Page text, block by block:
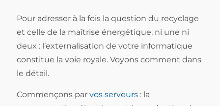
Pour adresser à la fois la question du recyclage
et celle de la maîtrise énergétique, ni une ni
deux : l’externalisation de votre informatique
constitue la voie royale. Voyons comment dans
le détail.
Commençons par vos serveurs: la